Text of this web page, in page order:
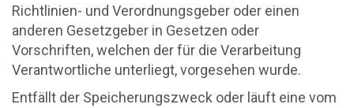
Richtlinien- und Verordnungsgeber oder einen
anderen Gesetzgeber in Gesetzen oder
Vorschriften, welchen der für die Verarbeitung
Verantwortliche unterliegt, vorgesehen wurde.
Entfällt der Speicherungszweck oder läuft eine vom